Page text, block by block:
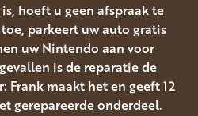
hoeft u geen afspraak te
parkeert uw auto gratis
uw Nintendo aan voor
is de reparatie de
Frank maakt het en geeft 12
gerepareerde onderdeel.